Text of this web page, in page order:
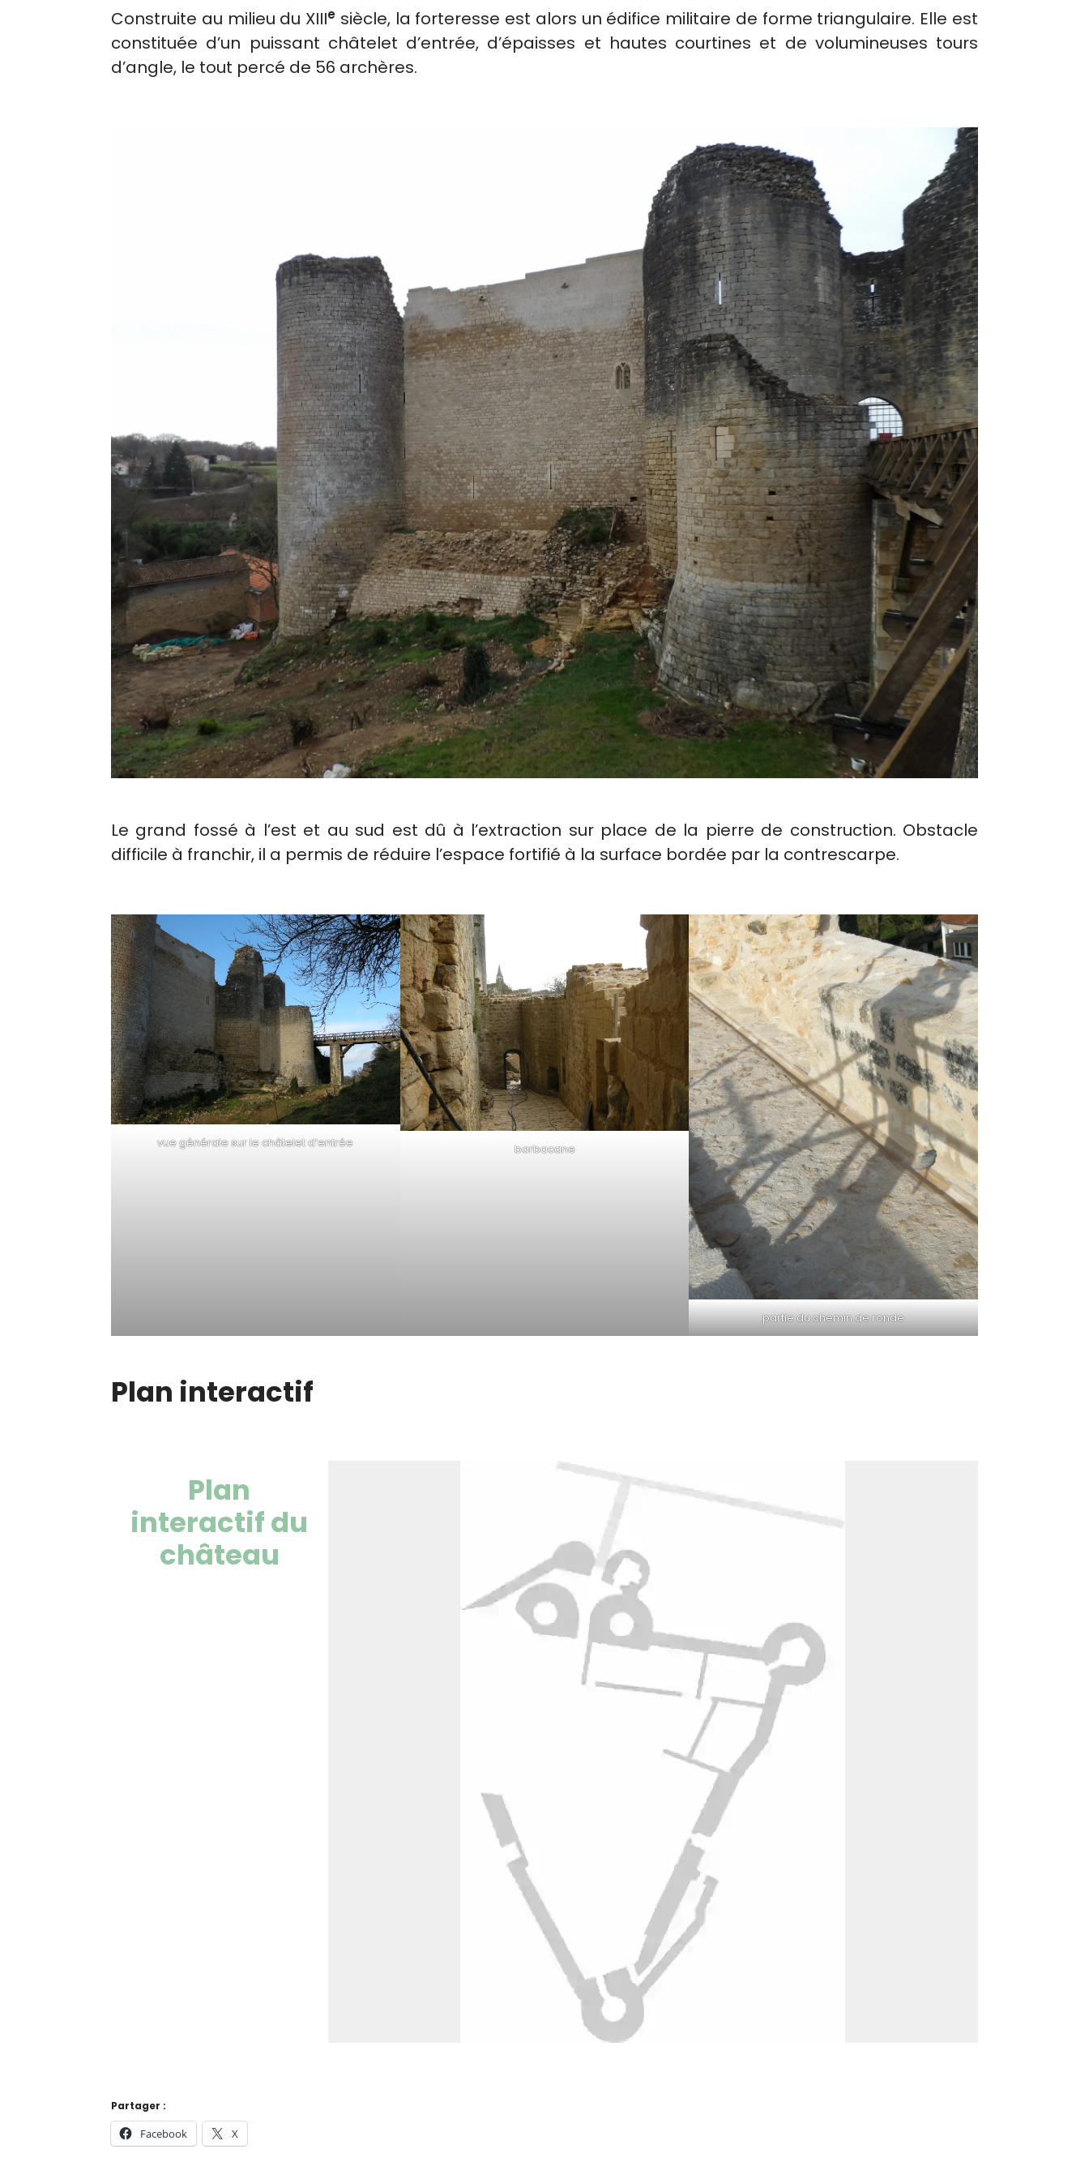
Construite au milieu du XIIIe siècle, la forteresse est alors un édifice militaire de forme triangulaire. Elle est
constituée d’un puissant châtelet d’entrée, d’épaisses et hautes courtines et de volumineuses tours
d’angle, le tout percé de 56 archères.
Le grand fossé à l’est et au sud est dû à l’extraction sur place de la pierre de construction. Obstacle
difficile à franchir, il a permis de réduire l’espace fortifié à la surface bordée par la contrescarpe.
vue générale sur le châtelet d’entrée barbacane
partie du chemin de ronde
Plan interactif
Plan
interactif du
château
Partager :
Facebook X